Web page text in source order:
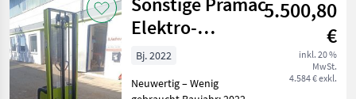
Lagertechnik
/ Sonstige
Elektro-
Deichselstapler
LX Duplex 12/35
5.500,80
€
inkl. 20 %
MwSt.
4.584 € exkl.
Bj. 2022
Neuwertig – Wenig